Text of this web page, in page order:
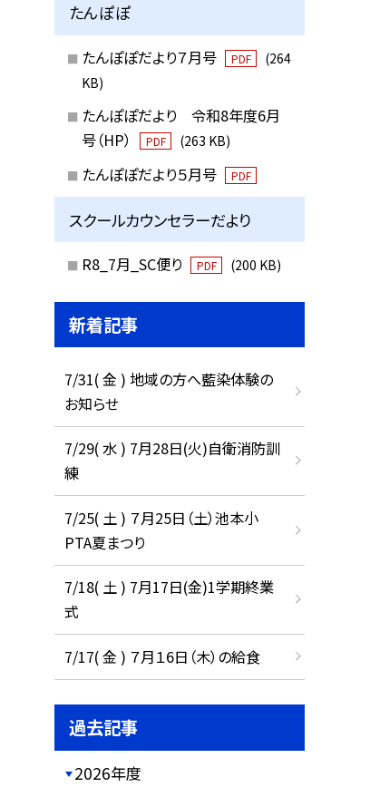
たんぽぽ
たんぽぽだより７月号 PDF
(264
KB)
たんぽぽだより 令和8年度6月
号（HP）
PDF (263 KB)
たんぽぽだより５月号 PDF
スクールカウンセラーだより
R8_7月_SC便り PDF (200 KB)
新着記事
7/31( 金 ) 地域の方へ藍染体験の
お知らせ
7/29( 水 ) 7月28日(火)自衛消防訓
練
7/25( 土 ) ７月25日（土）池本小
PTA夏まつり
7/18( 土 ) 7月17日(金)1学期終業
式
7/17( 金 ) ７月１6日（木）の給食
過去記事
2026年度